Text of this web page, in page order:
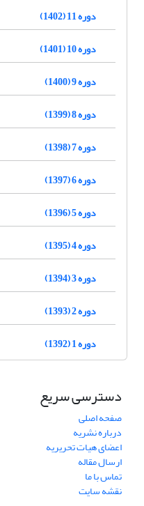
دوره 11 (1402)
دوره 10 (1401)
دوره 9 (1400)
دوره 8 (1399)
دوره 7 (1398)
دوره 6 (1397)
دوره 5 (1396)
دوره 4 (1395)
دوره 3 (1394)
دوره 2 (1393)
دوره 1 (1392)
دسترسی سریع
صفحه اصلی
درباره نشریه
اعضای هیات تحریریه
ارسال مقاله
تماس با ما
نقشه سایت